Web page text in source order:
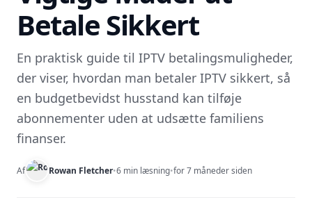
Betale Sikkert
En praktisk guide til IPTV betalingsmuligheder,
der viser, hvordan man betaler IPTV sikkert, så
en budgetbevidst husstand kan tilføje
abonnementer uden at udsætte familiens
finanser.
Af Rowan Fletcher•6 min læsning•for 7 måneder siden